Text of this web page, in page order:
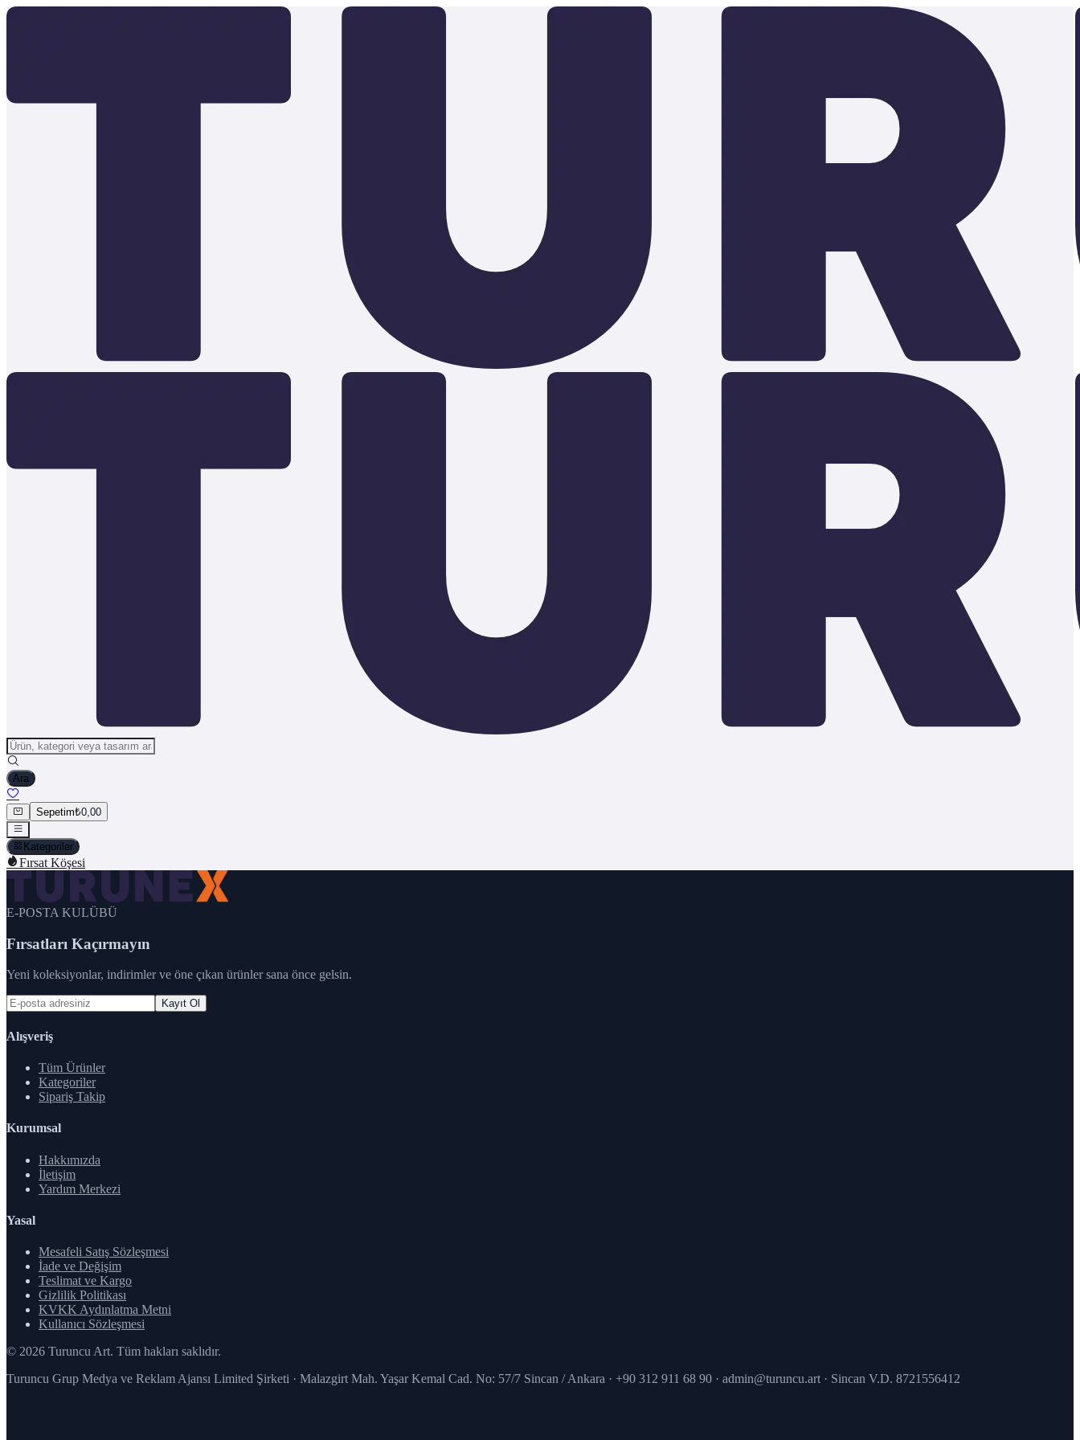
Ara
Sepetim₺0,00
Kategoriler
Fırsat Köşesi
E-POSTA KULÜBÜ
Fırsatları Kaçırmayın
Yeni koleksiyonlar, indirimler ve öne çıkan ürünler sana önce gelsin.
Kayıt Ol
Alışveriş
Tüm Ürünler
Kategoriler
Sipariş Takip
Kurumsal
Hakkımızda
İletişim
Yardım Merkezi
Yasal
Mesafeli Satış Sözleşmesi
İade ve Değişim
Teslimat ve Kargo
Gizlilik Politikası
KVKK Aydınlatma Metni
Kullanıcı Sözleşmesi
© 2026 Turuncu Art. Tüm hakları saklıdır.
Turuncu Grup Medya ve Reklam Ajansı Limited Şirketi · Malazgirt Mah. Yaşar Kemal Cad. No: 57/7 Sincan / Ankara · +90 312 911 68 90 · admin@turuncu.art · Sincan V.D. 8721556412